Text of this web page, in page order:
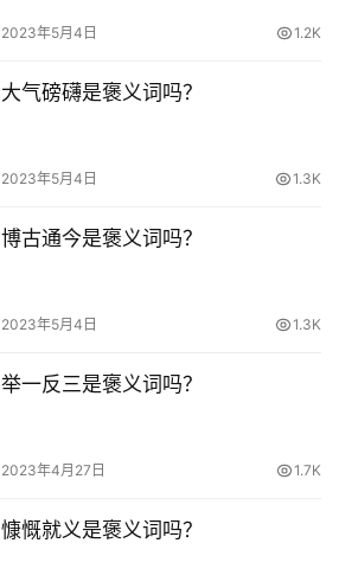
2023年5月4日 1.2K
大气磅礴是褒义词吗？
2023年5月4日 1.3K
博古通今是褒义词吗？
2023年5月4日 1.3K
举一反三是褒义词吗？
2023年4月27日 1.7K
慷慨就义是褒义词吗？